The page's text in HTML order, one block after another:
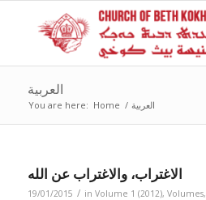
العربية
You are here: Home / العربية
الاغتراب، والاغتراب عن الله
19/01/2015 / in Volume 1 (2012), Volumes,